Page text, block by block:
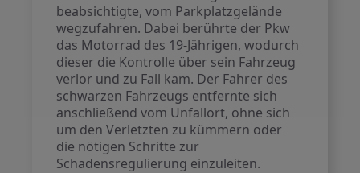
beabsichtigte, vom Parkplatzgelände
wegzufahren. Dabei berührte der Pkw
das Motorrad des 19-Jährigen, wodurch
dieser die Kontrolle über sein Fahrzeug
verlor und zu Fall kam. Der Fahrer des
schwarzen Fahrzeugs entfernte sich
anschließend vom Unfallort, ohne sich
um den Verletzten zu kümmern oder
die nötigen Schritte zur
Schadensregulierung einzuleiten.